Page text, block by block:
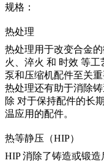
规格：
热处理
热处理用于改变合金
火
淬火 和 时效 等工
泵和压缩机配件至关重
热处理还有助于消除
除 对于保持配件的长
温应用的配件。
热等静压（HIP）
HIP消除了铸造或锻造